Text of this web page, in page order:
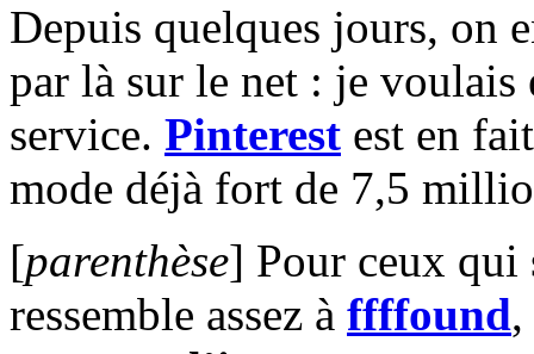
Depuis quelques jours, on
par là sur le net : je voulais
service. Pinterest est en
mode déjà fort de 7,5
[parenthèse] Pour ceux qui
ressemble assez à ffffound